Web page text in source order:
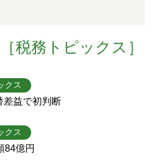
税務トピックス］
クス
差益で初判断
クス
億円